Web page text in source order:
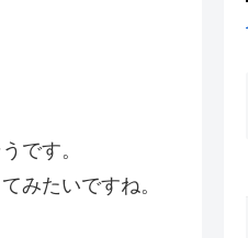
です。
みたいですね。